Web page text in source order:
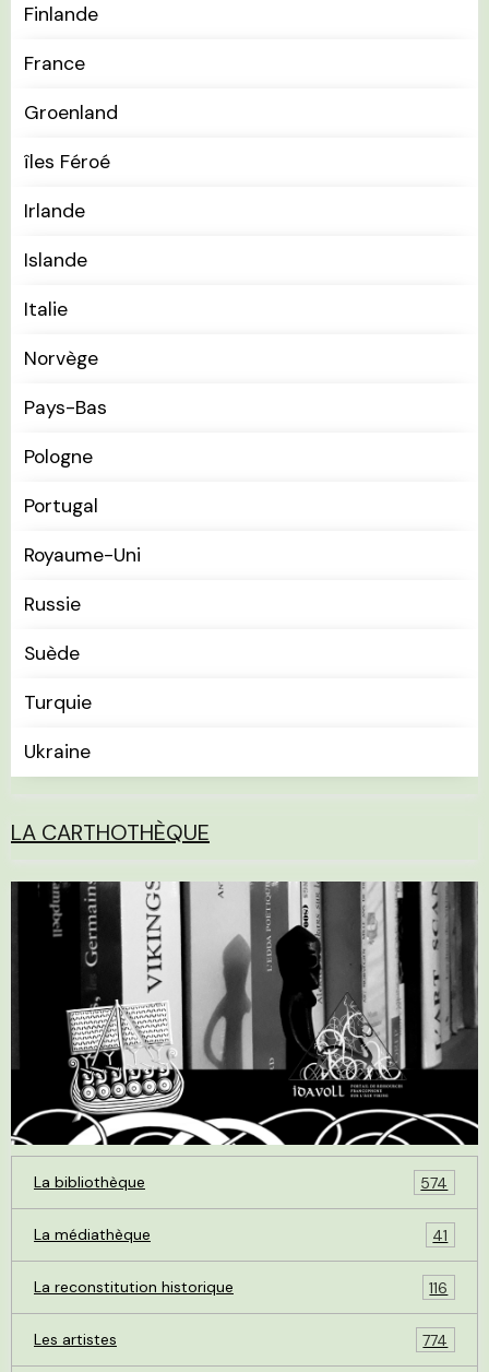
Finlande
France
Groenland
îles Féroé
Irlande
Islande
Italie
Norvège
Pays-Bas
Pologne
Portugal
Royaume-Uni
Russie
Suède
Turquie
Ukraine
LA CARTHOTHÈQUE
La bibliothèque 574
La médiathèque 41
La reconstitution historique 116
Les artistes 774